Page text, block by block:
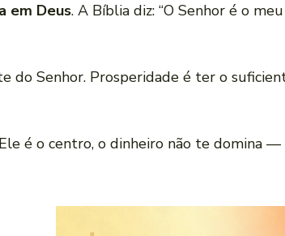
em Deus. A Bíblia diz: “O Senhor é o meu
do Senhor. Prosperidade é ter o
é o centro, o dinheiro não te domina